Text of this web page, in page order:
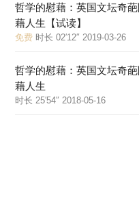
哲学的慰藉：英国文坛奇
藉人生【试读】
免费 时长 02′12″ 2019-03-26
哲学的慰藉：英国文坛奇
藉人生
时长 25′54″ 2018-05-16